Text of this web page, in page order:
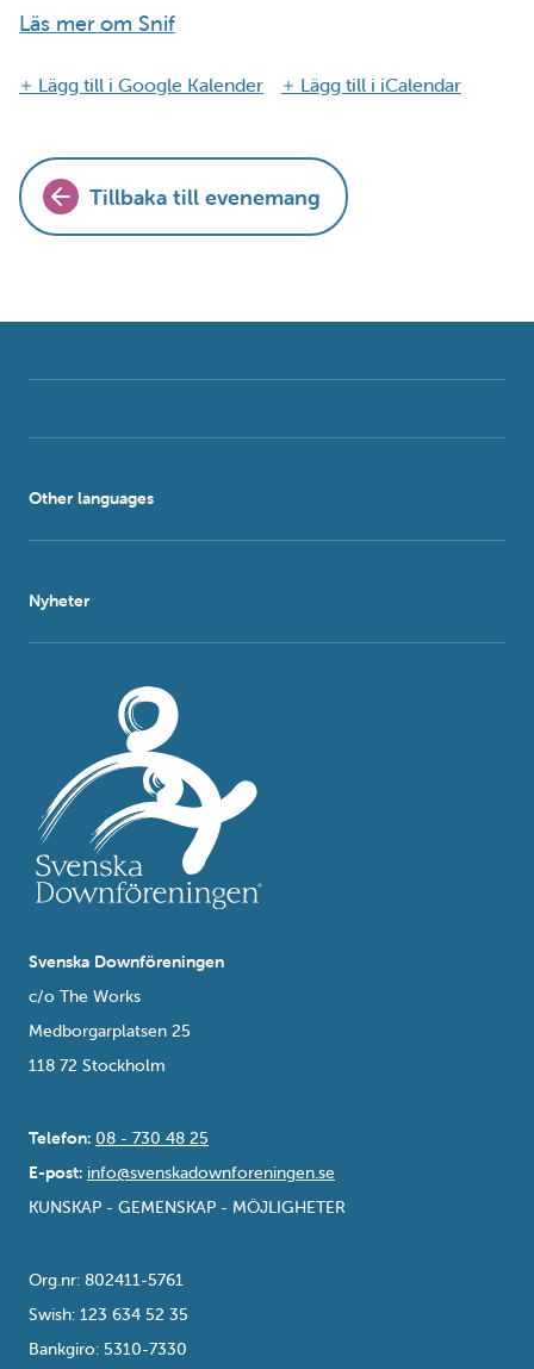
Läs mer om Snif
Lägg till i Google Kalender Lägg till i iCalendar
Tillbaka till evenemang
Other languages
Nyheter
Svenska Downföreningen
c/o The Works
Medborgarplatsen 25
118 72 Stockholm
Telefon: 08 - 730 48 25
E-post: info@svenskadownforeningen.se
KUNSKAP - GEMENSKAP - MÖJLIGHETER
Org.nr: 802411-5761
Swish: 123 634 52 35
Bankgiro: 5310-7330